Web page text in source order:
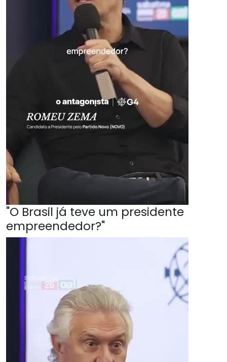
"O Brasil já teve um presidente
empreendedor?"